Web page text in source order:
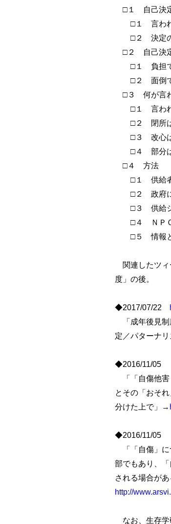
□１ 自己決定
□１ 言われ
□２ 決定の
□２ 自己決定
□１ 負担で
□２ 面倒で
□３ 何が言
□１ 言われ
□２ 閉所は
□３ 改心は
□４ 部分は
□４ 方法
□１ 供給者
□２ 政府に
□３ 供給シ
□４ ＮＰＯ
□５ 情報と
関連したツィ
度」の後。
◆2017/07/22
「成年後見制
定／パターナ
◆2016/11/05
「「自傷他害
とその「おそ
分けた上で」→
◆2016/11/05
「「自傷」に
部でもあり、
される場合が
http://
なお、生存学